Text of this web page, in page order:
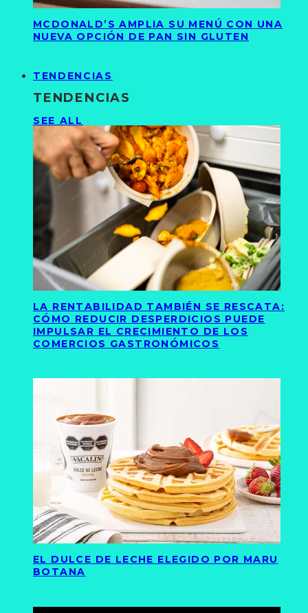
MCDONALD’S AMPLIA SU MENÚ CON UNA
NUEVA OPCIÓN DE PAN SIN GLUTEN
TENDENCIAS
TENDENCIAS
SEE ALL
LA RENTABILIDAD TAMBIÉN SE RESCATA:
CÓMO REDUCIR DESPERDICIOS PUEDE
IMPULSAR EL CRECIMIENTO DE LOS
COMERCIOS GASTRONÓMICOS
EL DULCE DE LECHE ELEGIDO POR MARU
BOTANA